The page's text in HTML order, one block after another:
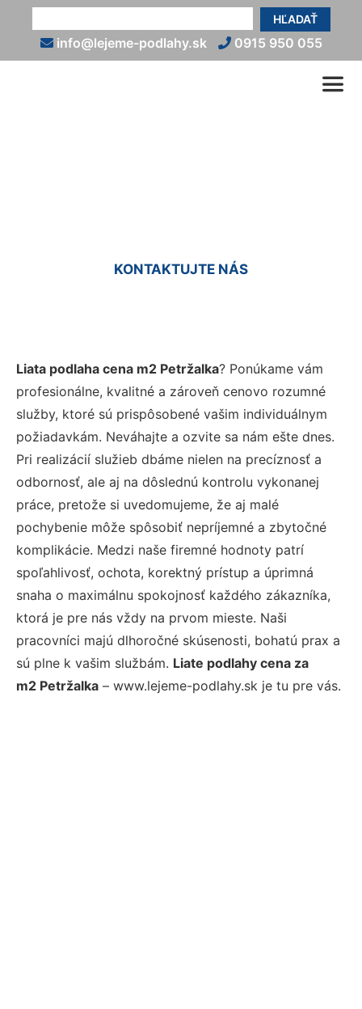
HĽADAŤ
info@lejeme-podlahy.sk 0915 950 055
KONTAKTUJTE NÁS
Liata podlaha cena m2 Petržalka? Ponúkame vám
profesionálne, kvalitné a zároveň cenovo rozumné
služby, ktoré sú prispôsobené vašim individuálnym
požiadavkám. Neváhajte a ozvite sa nám ešte dnes.
Pri realizácií služieb dbáme nielen na precíznosť a
odbornosť, ale aj na dôslednú kontrolu vykonanej
práce, pretože si uvedomujeme, že aj malé
pochybenie môže spôsobiť nepríjemné a zbytočné
komplikácie. Medzi naše firemné hodnoty patrí
spoľahlivosť, ochota, korektný prístup a úprimná
snaha o maximálnu spokojnosť každého zákazníka,
ktorá je pre nás vždy na prvom mieste. Naši
pracovníci majú dlhoročné skúsenosti, bohatú prax a
sú plne k vašim službám. Liate podlahy cena za
m2 Petržalka – www.lejeme-podlahy.sk je tu pre vás.